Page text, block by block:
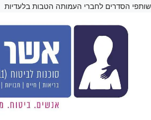
שותפי הסדרים לחברי העמותה הטבות בלעדיות